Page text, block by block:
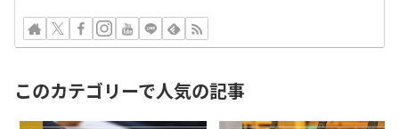
このカテゴリーで人気の記事